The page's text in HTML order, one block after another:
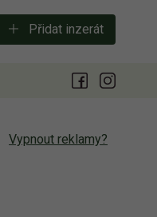
Přidat inzerát
Vypnout reklamy?